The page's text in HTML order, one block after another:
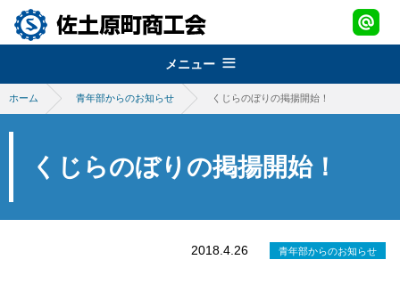
メニュー
組織概要
about
support
ホーム 青年部からのお知らせ くじらのぼりの掲揚開始！
くじらのぼりの掲揚開始！
2018.4.26 青年部からのお知らせ